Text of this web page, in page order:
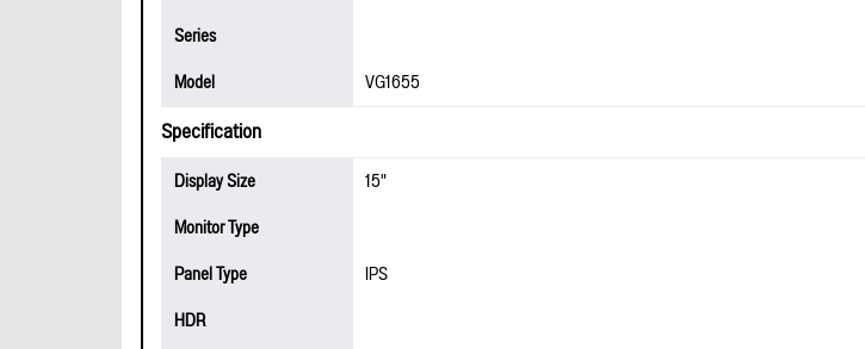
Series
Model
VG1655
Specification
Display Size
15"
Monitor Type
Panel Type
IPS
HDR